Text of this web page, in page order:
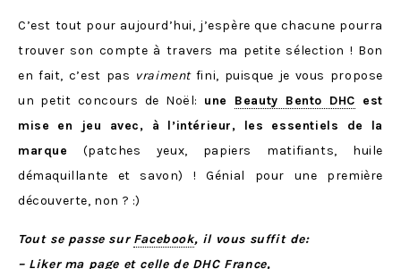
C’est tout pour aujourd’hui, j’espère que chacune pourra
trouver son compte à travers ma petite sélection ! Bon
en fait, c’est pas vraimentfini, puisque je vous propose
un petit concours de Noël: une Beauty Bento DHC est
mise en jeu avec, à l’intérieur, les essentiels de la
marque (patches yeux, papiers matifiants, huile
démaquillante et savon) ! Génial pour une première
découverte, non ? :)
Tout se passe sur Facebook, il vous suffit de:
– Liker ma page et celle de DHC France,